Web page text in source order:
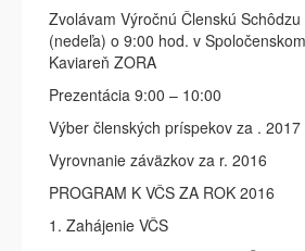
Zvolávam Výročnú Členskú
(nedeľa) o 9:00 hod. v
Kaviareň ZORA
Prezentácia 9:00 – 10:00
Výber členských príspekov za . 2017
Vyrovnanie záväzkov za r. 2016
PROGRAM K VČS ZA ROK 2016
1. Zahájenie VČS